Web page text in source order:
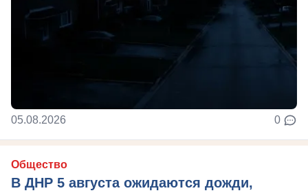
05.08.2026 0
Общество
В ДНР 5 августа ожидаются дожди,